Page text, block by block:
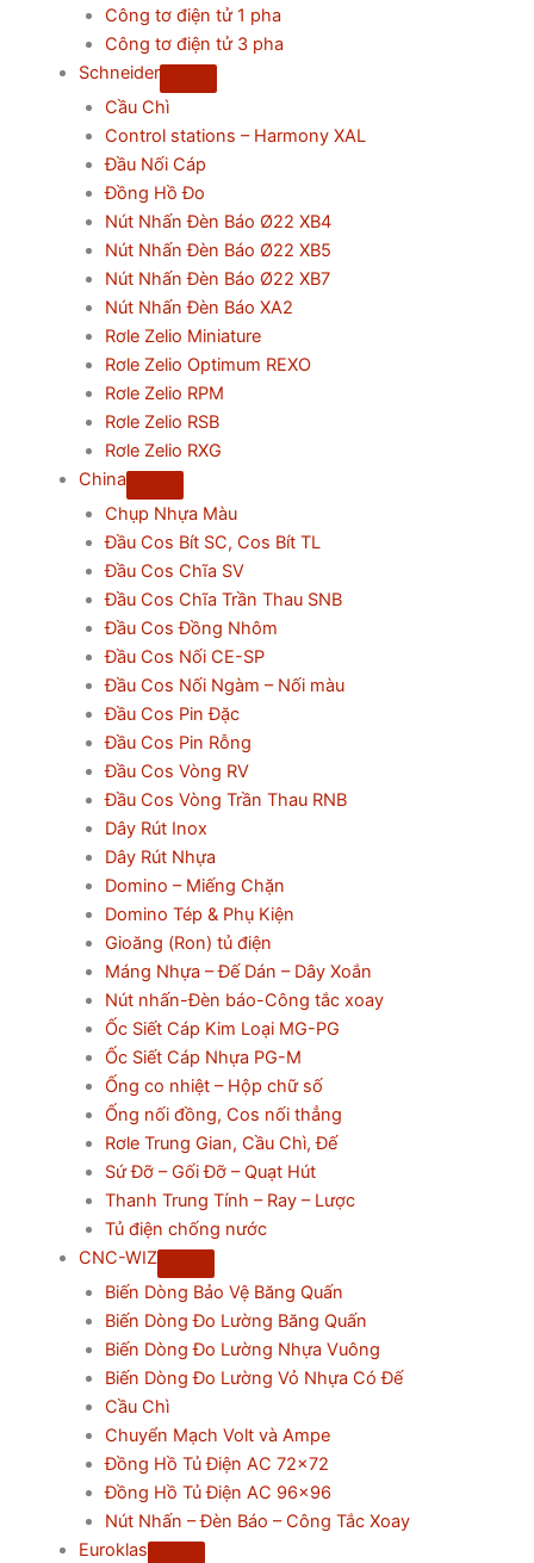
Công tơ điện tử 1 pha
Công tơ điện tử 3 pha
Schneider
Cầu Chì
Control stations – Harmony XAL
Đầu Nối Cáp
Đồng Hồ Đo
Nút Nhấn Đèn Báo Ø22 XB4
Nút Nhấn Đèn Báo Ø22 XB5
Nút Nhấn Đèn Báo Ø22 XB7
Nút Nhấn Đèn Báo XA2
Rơle Zelio Miniature
Rơle Zelio Optimum REXO
Rơle Zelio RPM
Rơle Zelio RSB
Rơle Zelio RXG
China
Chụp Nhựa Màu
Đầu Cos Bít SC, Cos Bít TL
Đầu Cos Chĩa SV
Đầu Cos Chĩa Trần Thau SNB
Đầu Cos Đồng Nhôm
Đầu Cos Nối CE-SP
Đầu Cos Nối Ngàm – Nối màu
Đầu Cos Pin Đặc
Đầu Cos Pin Rỗng
Đầu Cos Vòng RV
Đầu Cos Vòng Trần Thau RNB
Dây Rút Inox
Dây Rút Nhựa
Domino – Miếng Chặn
Domino Tép & Phụ Kiện
Gioăng (Ron) tủ điện
Máng Nhựa – Đế Dán – Dây Xoắn
Nút nhấn-Đèn báo-Công tắc xoay
Ốc Siết Cáp Kim Loại MG-PG
Ốc Siết Cáp Nhựa PG-M
Ống co nhiệt – Hộp chữ số
Ống nối đồng, Cos nối thẳng
Rơle Trung Gian, Cầu Chì, Đế
Sứ Đỡ – Gối Đỡ – Quạt Hút
Thanh Trung Tính – Ray – Lược
Tủ điện chống nước
CNC-WIZ
Biến Dòng Bảo Vệ Băng Quấn
Biến Dòng Đo Lường Băng Quấn
Biến Dòng Đo Lường Nhựa Vuông
Biến Dòng Đo Lường Vỏ Nhựa Có Đế
Cầu Chì
Chuyển Mạch Volt và Ampe
Đồng Hồ Tủ Điện AC 72×72
Đồng Hồ Tủ Điện AC 96×96
Nút Nhấn – Đèn Báo – Công Tắc Xoay
Euroklas